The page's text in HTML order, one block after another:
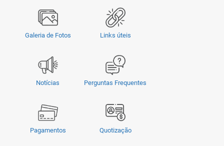
Galeria de Fotos Links úteis
Notícias Perguntas Frequentes
Pagamentos Quotização